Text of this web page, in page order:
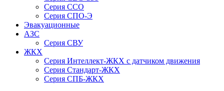
Серия ССО
Серия СПО-Э
Эвакуационные
АЗС
Серия СВУ
ЖКХ
Серия Интеллект-ЖКХ с датчиком движения
Серия Стандарт-ЖКХ
Серия СПБ-ЖКХ